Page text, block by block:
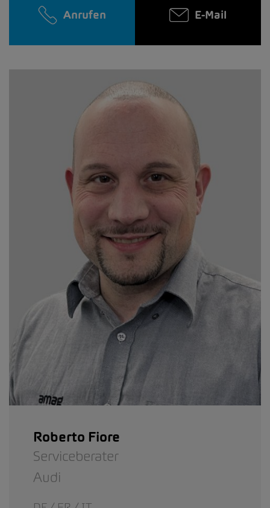
Anrufen E-Mail
Roberto Fiore
Serviceberater
Audi